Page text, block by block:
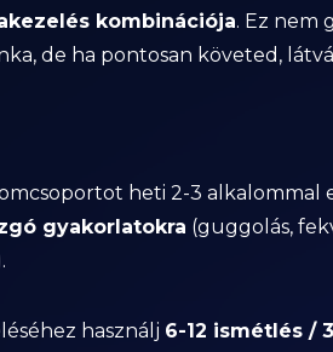
kombinációja. Ez nem
de ha pontosan követed,
heti 2-3 alkalommal
gyakorlatokra (guggolás,
használj 6-12 ismétlés /